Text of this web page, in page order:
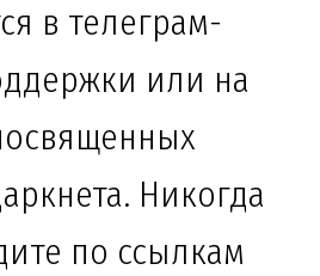
в телеграм-
или на
Никогда
по ссылкам